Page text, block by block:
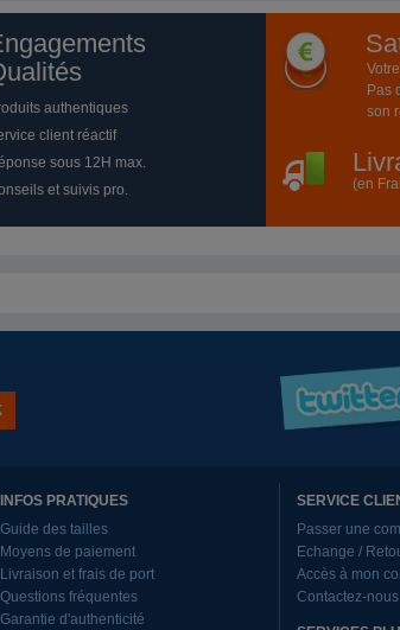
authentiques
client réactif
sous 12H max.
et suivis pro.
Pas
son
(en
INFOS PRATIQUES
Guide des tailles
Moyens de paiement
Livraison et frais de port
Questions fréquentes
Garantie d'authenticité
SERVICE
Passer une
Echange /
Accès à mon
Contactez-nous